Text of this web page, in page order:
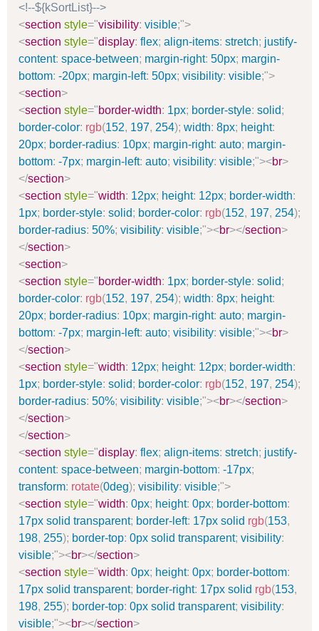
<!--${kSortList}-->
<section style="visibility: visible;">
<section style="display: flex; align-items: stretch; justify-
content: space-between; margin-right: 50px; margin-
bottom: -20px; margin-left: 50px; visibility: visible;">
<section>
<section style="border-width: 1px; border-style: solid;
border-color: rgb(152, 197, 254); width: 8px; height:
20px; border-radius: 10px; margin-right: auto; margin-
bottom: -7px; margin-left: auto; visibility: visible;"><br>
</section>
<section style="width: 12px; height: 12px; border-width:
1px; border-style: solid; border-color: rgb(152, 197, 254);
border-radius: 50%; visibility: visible;"><br></section>
</section>
<section>
<section style="border-width: 1px; border-style: solid;
border-color: rgb(152, 197, 254); width: 8px; height:
20px; border-radius: 10px; margin-right: auto; margin-
bottom: -7px; margin-left: auto; visibility: visible;"><br>
</section>
<section style="width: 12px; height: 12px; border-width:
1px; border-style: solid; border-color: rgb(152, 197, 254);
border-radius: 50%; visibility: visible;"><br></section>
</section>
</section>
<section style="display: flex; align-items: stretch; justify-
content: space-between; margin-bottom: -17px;
transform: rotate(0deg); visibility: visible;">
<section style="width: 0px; height: 0px; border-bottom:
17px solid transparent; border-left: 17px solid rgb(153,
198, 255); border-top: 0px solid transparent; visibility:
visible;"><br></section>
<section style="width: 0px; height: 0px; border-bottom:
17px solid transparent; border-right: 17px solid rgb(153,
198, 255); border-top: 0px solid transparent; visibility:
visible;"><br></section>